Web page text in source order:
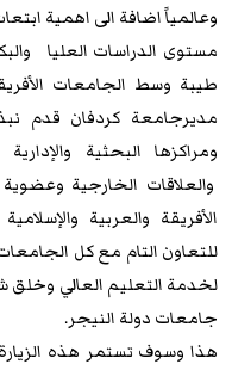
وعالمياً اضافة الى اهمية
مستوى الدراسات العليا
طيبة وسط الجامعات
مديرجامعة كردفان قدم
ومراكزها البحثية
والعلاقات الخارجية
الأفريقة والعربية
للتعاون التام مع كل
لخدمة التعليم العالي وخلق
جامعات دولة النيجر.